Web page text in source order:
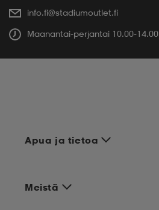
info.fi@stadiumoutlet.fi
Maanantai-perjantai 10.00-14.00
Apua ja tietoa
Meistä